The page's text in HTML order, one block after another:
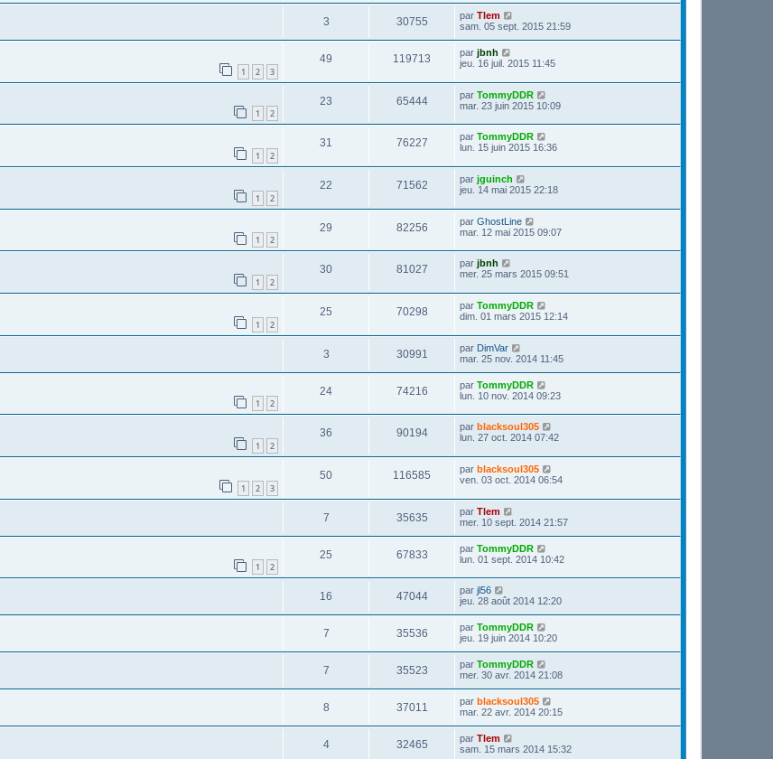
3 30755 par Tlem
sam. 05 sept. 2015 21:59
1 2 3
49 119713 par jbnh
jeu. 16 juil. 2015 11:45
1 2
23 65444 par TommyDDR
mar. 23 juin 2015 10:09
1 2
31 76227 par TommyDDR
lun. 15 juin 2015 16:36
1 2
22 71562 par jguinch
jeu. 14 mai 2015 22:18
1 2
29 82256 par GhostLine
mar. 12 mai 2015 09:07
1 2
30 81027 par jbnh
mer. 25 mars 2015 09:51
1 2
25 70298 par TommyDDR
dim. 01 mars 2015 12:14
3 30991 par DimVar
mar. 25 nov. 2014 11:45
1 2
24 74216 par TommyDDR
lun. 10 nov. 2014 09:23
1 2
36 90194 par blacksoul305
lun. 27 oct. 2014 07:42
1 2 3
50 116585 par blacksoul305
ven. 03 oct. 2014 06:54
7 35635 par Tlem
mer. 10 sept. 2014 21:57
1 2
25 67833 par TommyDDR
lun. 01 sept. 2014 10:42
16 47044 par jl56
jeu. 28 août 2014 12:20
7 35536 par TommyDDR
jeu. 19 juin 2014 10:20
7 35523 par TommyDDR
mer. 30 avr. 2014 21:08
8 37011 par blacksoul305
mar. 22 avr. 2014 20:15
4 32465 par Tlem
sam. 15 mars 2014 15:32